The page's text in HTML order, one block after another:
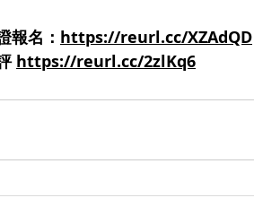
報名： https://reurl.cc/XZAdQD
https://reurl.cc/2zlKq6